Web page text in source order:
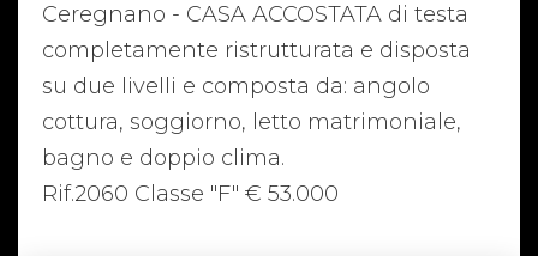
Ceregnano - CASA ACCOSTATA di testa
completamente ristrutturata e disposta
su due livelli e composta da: angolo
cottura, soggiorno, letto matrimoniale,
bagno e doppio clima.
Rif.2060 Classe "F" € 53.000